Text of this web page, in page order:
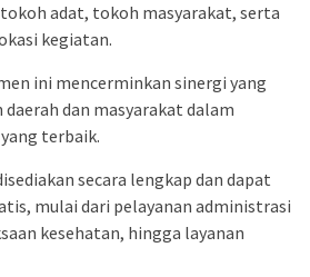
adat, tokoh masyarakat, serta
kegiatan.
ini mencerminkan sinergi yang
dan masyarakat dalam
terbaik.
secara lengkap dan dapat
mulai dari pelayanan administrasi
kesehatan, hingga layanan